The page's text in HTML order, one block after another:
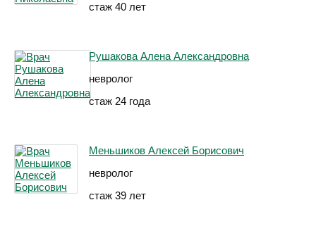
стаж 40 лет
Рушакова Алена Александровна
невролог
стаж 24 года
Меньшиков Алексей Борисович
невролог
стаж 39 лет